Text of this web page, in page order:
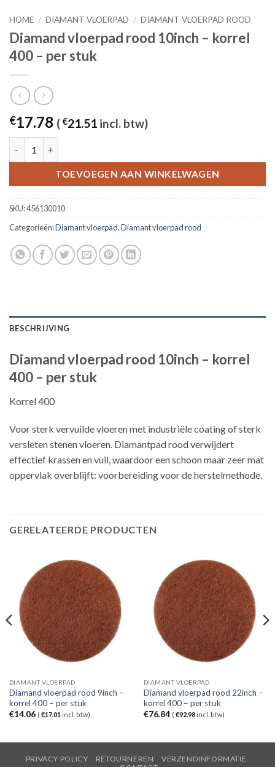
HOME / DIAMANT VLOERPAD / DIAMANT VLOERPAD ROOD
Diamand vloerpad rood 10inch – korrel
400 – per stuk
€17.78 ( €21.51 incl. btw)
TOEVOEGEN AAN WINKELWAGEN
SKU:456130010
Categorieën:Diamant vloerpad,Diamant vloerpad rood
BESCHRIJVING
Diamand vloerpad rood 10inch – korrel
400 – per stuk
Korrel 400
Voor sterk vervuilde vloeren met industriële coating of sterk
versleten stenen vloeren. Diamantpad rood verwijdert
effectief krassen en vuil, waardoor een schoon maar zeer mat
oppervlak overblijft: voorbereiding voor de herstelmethode.
GERELATEERDE PRODUCTEN
DIAMANT VLOERPAD
Diamand vloerpad rood 9inch –
korrel 400 – per stuk
€14.06 ( €17.01 incl. btw)
DIAMANT VLOERPAD
Diamand vloerpad rood 22inch –
korrel 400 – per stuk
€76.84 ( €92.98incl. btw)
PRIVACY POLICY RETOURNEREN
VERZENDINFORMATIE